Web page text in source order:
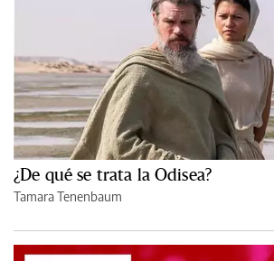
¿De qué se trata la Odisea?
Tamara Tenenbaum